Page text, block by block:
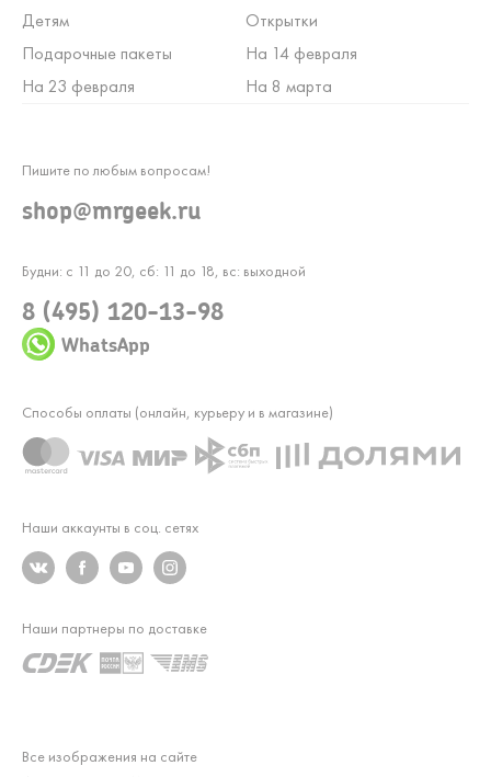
Детям
Открытки
Подарочные пакеты
На 14 февраля
На 23 февраля
На 8 марта
Будни: с 11 до 20, сб: 11 до 18, вс: выходной
8 (495) 120-13-98
WhatsApp
Пишите по любым вопросам!
shop@mrgeek.ru
Наши аккаунты в соц. сетях
Все изображения на сайте
Способы оплаты (онлайн, курьеру и в магазине)
Наши партнеры по доставке